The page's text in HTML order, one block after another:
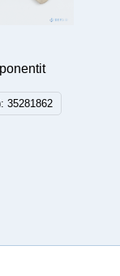
35281862